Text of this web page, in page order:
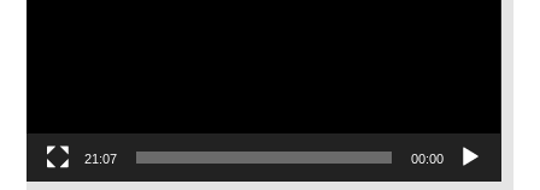
00:00
21:07